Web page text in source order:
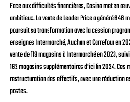
Face aux difficultés financières, Casino met en
ambitieux. La vente de Leader Price a généré 648
poursuit sa transformation avec la cession
enseignes Intermarché, Auchan et Carrefour en
vente de 119 magasins à Intermarché en 2023,
162 magasins supplémentaires d'ici fin 2024.
restructuration des effectifs, avec une réduction
postes.